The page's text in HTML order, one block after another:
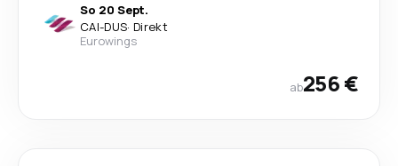
So 20 Sept.
CAI-DUS· Direkt
Eurowings
ab256 €